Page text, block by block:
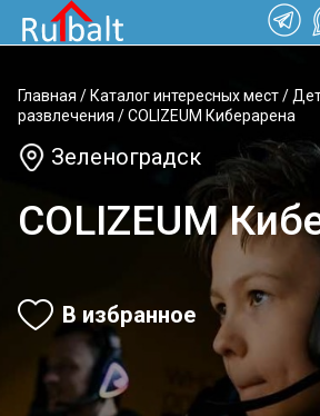
Главная / Каталог интересных мест/
развлечения /COLIZEUM Киберарена
Зеленоградск
COLIZEUM
В избранное